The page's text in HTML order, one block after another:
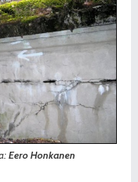
Eero Honkanen